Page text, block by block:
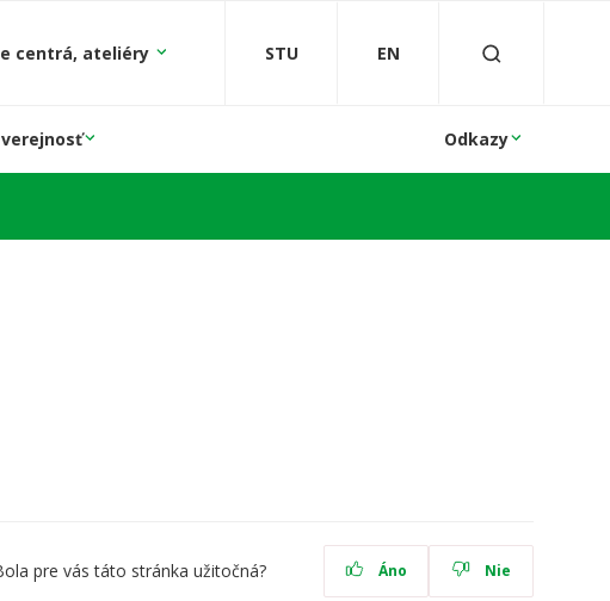
centrá, ateliéry STU EN
Odkazy
pre vás táto stránka užitočná? Áno Nie